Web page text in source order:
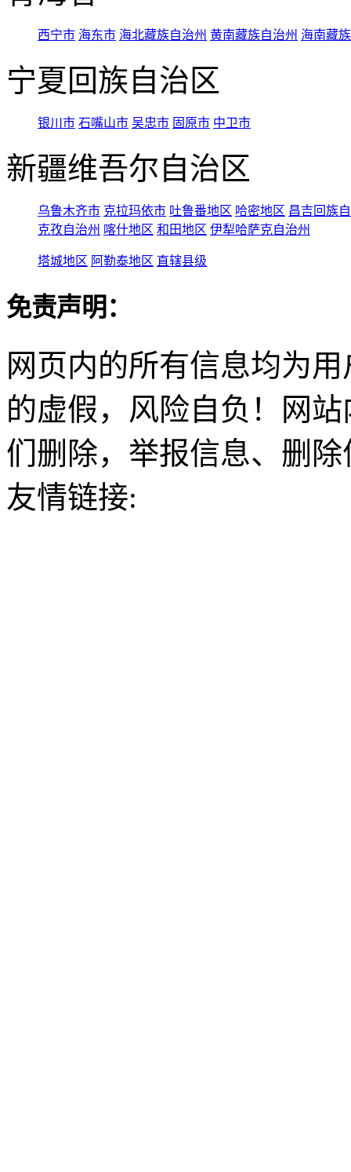
西宁市 海东市 海北藏族自治州 黄南藏族自治州 海南藏
宁夏回族自治区
银川市 石嘴山市 吴忠市 固原市 中卫市
新疆维吾尔自治区
乌鲁木齐市 克拉玛依市 吐鲁番地区 哈密地区 昌吉回族
克孜自治州 喀什地区 和田地区 伊犁哈萨克自治州
塔城地区 阿勒泰地区 直辖县级
免责声明：
网页内的所有信息均为
的虚假，风险自负！网
们删除，举报信息、删
友情链接: